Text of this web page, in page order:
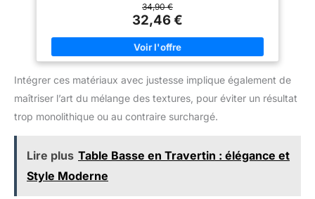
s'inscrit parfaitement dans les tendances contemporaines,
naturel, bohème, hygge, bien-être et bord de mer Lorsque le
lustre est allumé, l'abat-jour tressé crée un fascinant jeu
d'ombre et de lumière sur votre plafond et mur Grâce à son
design original, cette lampe suspendue constitue un atout dans
chaque pièce, que ce soit dans la cuisine, le salon ou la salle à
coucher Convient à toute ampoule équipée d'un culot E27, 60
incluse à la livraison.
34,90 €
32,46 €
Intégrer ces matériaux avec justesse implique également de
maîtriser l’art du mélange des textures, pour éviter un résultat
trop monolithique ou au contraire surchargé.
Lire plus Table Basse en Travertin : élégance et
Style Moderne